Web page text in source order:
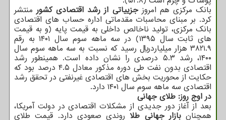
بانک مرکزی هم امروزجزییاتی از رشد اقتصادی کشور منتشر
کرد. بر مبنای محاسبات مقدماتی اداره حساب های اقتصادی
بانک مرکزی، تولید ناخالص داخلی به قیمت پایه (و به قیمت
های ثابت سال ۱۳۹۵) در سه ماهه سوم سال ۱۴۰۱ به رقم
۳۸۲۱.۹ هزار میلیاردریال رسید که نسبت به سه ماهه سوم سال
۱۴۰۰، رشد ۵.۳ درصدی را نشان داده است. همینطور رشد
اقتصادی بدون نفت طی دوره مذکور معادل ۴.۵ درصد بود که
حکایت از محوریت بخش های اقتصادی غیرنفتی در تحقق رشد
اقتصادی سه ماهه سوم سال ۱۴۰۱ دارد.
در اوج روز: طلای جهانی
بعد از آغاز دور جدیدی از مشکلات اقتصادی در دولت آمریکا،
همچنانبازار جهانی طلا روندی صعودی دارد. قیمت طلای